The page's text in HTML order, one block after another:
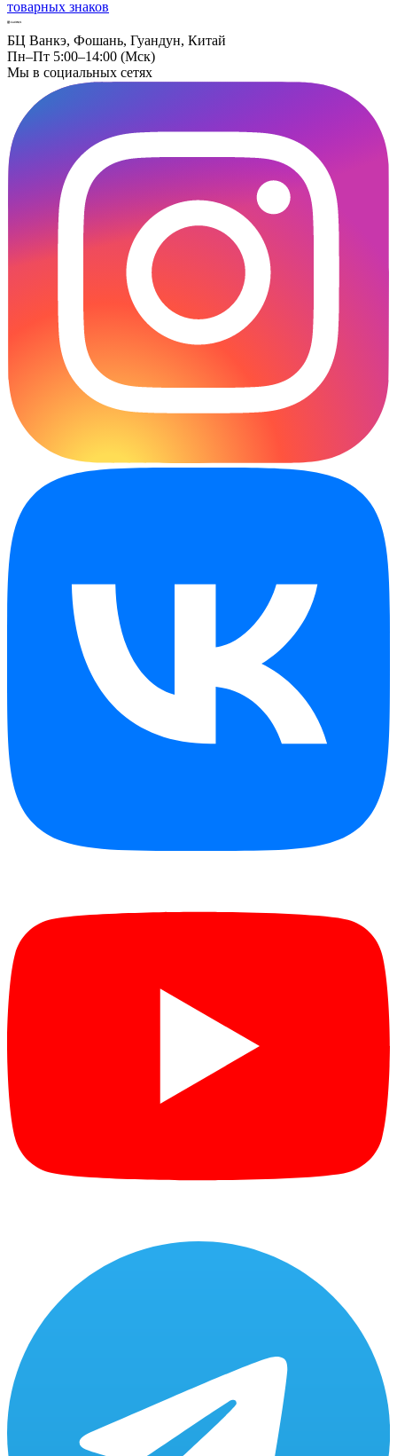
товарных знаков
БЦ Ванкэ, Фошань, Гуандун, Китай
Пн–Пт 5:00–14:00 (Мск)
Мы в социальных сетях